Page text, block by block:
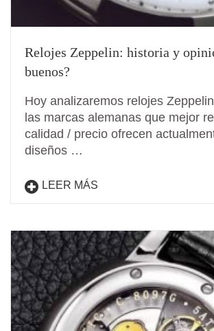
Relojes Zeppelin: historia y
buenos?
Hoy analizaremos relojes
las marcas alemanas que mejor
calidad / precio ofrecen
diseños …
LEER MÁS